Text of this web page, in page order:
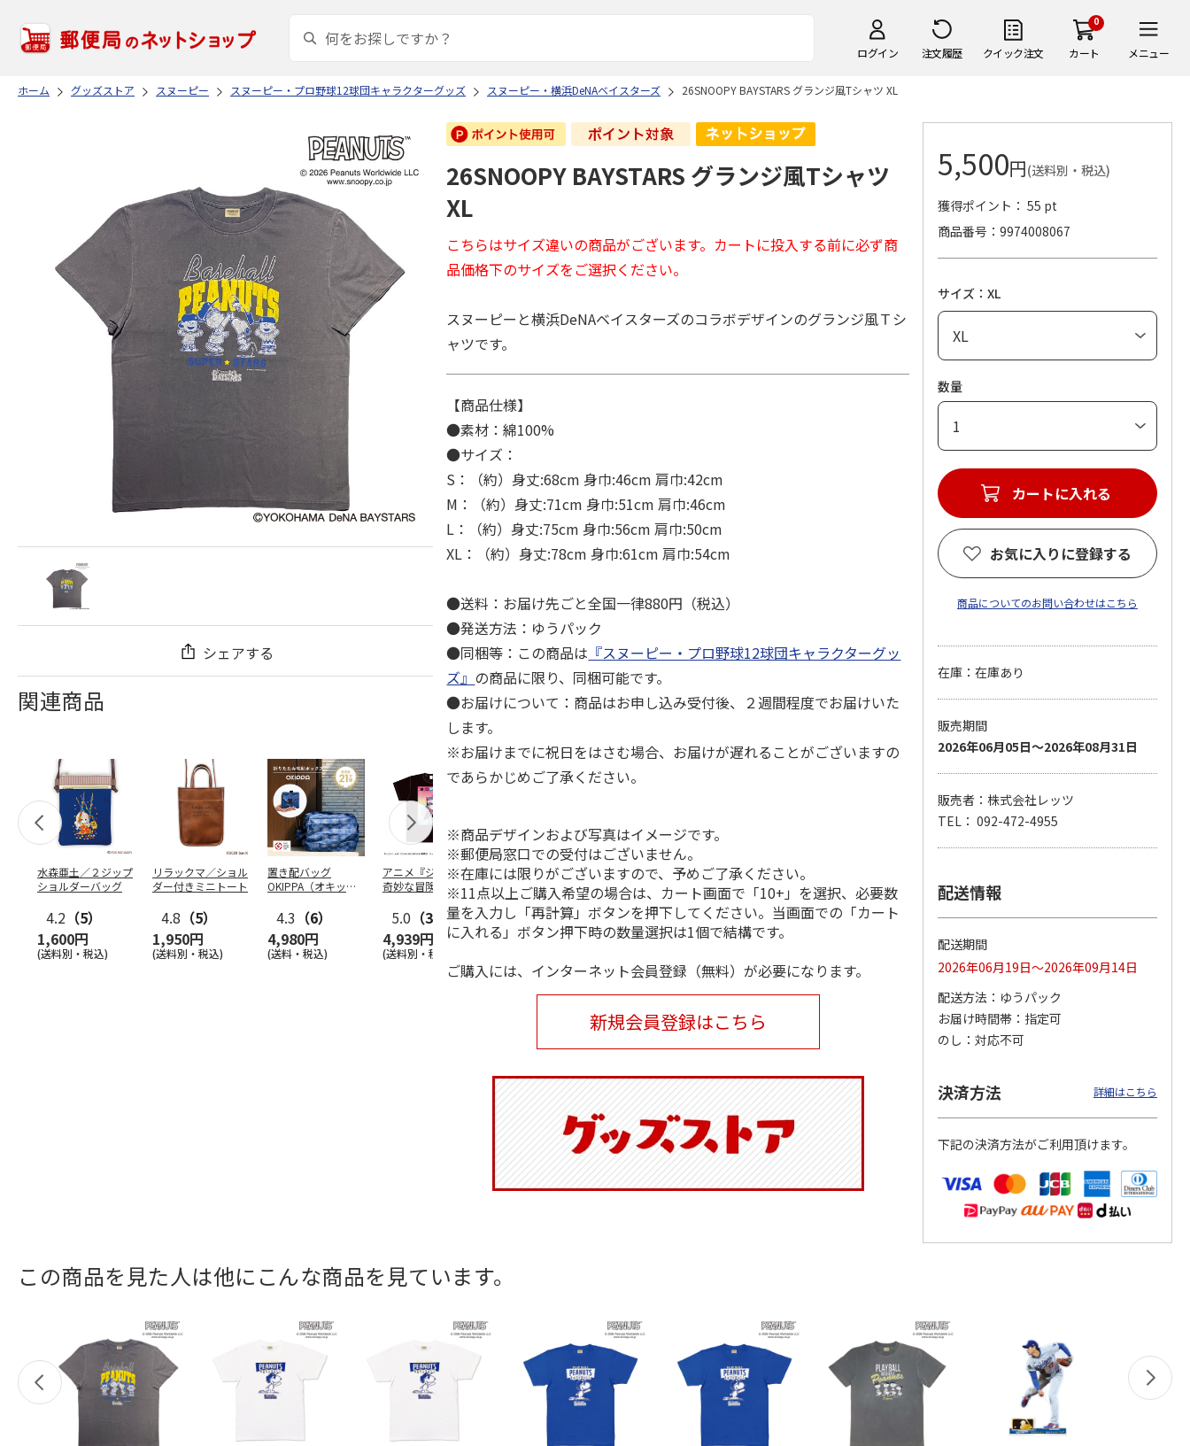
ログイン 注文履歴 クイック注文
0
カート メニュー
ホーム グッズストア スヌーピー スヌーピー・プロ野球12球団キャラクターグッズ スヌーピー・横浜DeNAベイスターズ 26SNOOPY BAYSTARS グランジ風Tシャツ XL
シェアする
関連商品
水森亜土／２ジップ
ショルダーバッグ
4.2 （5）
1,600円
(送料別・税込)
リラックマ／ショル
ダー付きミニトート
4.8 （5）
1,950円
(送料別・税込)
置き配バッグ
OKIPPA（オキッ
4.3 （6）
4,980円
(送料・税込)
アニメ『ジョジョの
奇妙な冒険 黄金の
風』CITY POP…
5.0 （3）
4,939円
(送料別・税込)
コジコジ／ショルダ
ー付きバッグ
4.5 （6）
1,760円
POSTIES オリジナ
ルTシャツ Sサイズ
3,080円
アニメ『ジョジョの
奇妙な冒険 黄金の
風』CITY POP …
4.8（4）
3,839円
冒険 スターダスト
クルセイダース』
ワー…
冒険 スターダスト
クルセイダース』
トラ…
3,300円
(送料別・税込)
トラ…
26SNOOPY BAYSTARS グランジ風Tシャツ
XL
こちらはサイズ違いの商品がございます。カートに投入する前に必ず商
品価格下のサイズをご選択ください。
スヌーピーと横浜DeNAベイスターズのコラボデザインのグランジ風Ｔシ
ャツです。
【商品仕様】
●素材：綿100%
●サイズ：
S：（約）身丈:68cm 身巾:46cm 肩巾:42cm
M：（約）身丈:71cm 身巾:51cm 肩巾:46cm
L：（約）身丈:75cm 身巾:56cm 肩巾:50cm
XL：（約）身丈:78cm 身巾:61cm 肩巾:54cm
●送料：お届け先ごと全国一律880円（税込）
●発送方法：ゆうパック
●同梱等：この商品は 『スヌーピー・プロ野球12球団キャラクターグッ
ズ』 の商品に限り、同梱可能です。
●お届けについて：商品はお申し込み受付後、２週間程度でお届けいた
します。
※お届けまでに祝日をはさむ場合、お届けが遅れることがございますの
であらかじめご了承ください。
※商品デザインおよび写真はイメージです。
※郵便局窓口での受付はございません。
※在庫には限りがございますので、予めご了承ください。
※11点以上ご購入希望の場合は、カート画面で「10+」を選択、必要数
量を入力し「再計算」ボタンを押下してください。当画面での「カート
に入れる」ボタン押下時の数量選択は1個で結構です。
ご購入には、インターネット会員登録（無料）が必要になります。
新規会員登録はこちら
5,500円(送料別・税込)
獲得ポイント： 55 pt
商品番号
9974008067
サイズ：XL
数量
カートに入れる
お気に入りに登録する
商品についてのお問い合わせはこちら
在庫：在庫あり
販売期間
2026年06月05日～2026年08月31日
販売者：株式会社レッツ
TEL： 092-472-4955
配送情報
配送期間
2026年06月19日～2026年09月14日
配送方法
ゆうパック
お届け時間帯
指定可
のし
対応不可
決済方法 詳細はこちら
下記の決済方法がご利用頂けます。
この商品を見た人は他にこんな商品を見ています。